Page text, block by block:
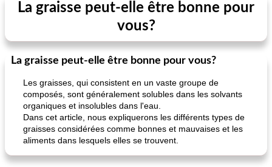
La graisse peut-elle être bonne pour
vous?
La graisse peut-elle être bonne pour vous?
Les graisses, qui consistent en un vaste groupe de
composés, sont généralement solubles dans les solvants
organiques et insolubles dans l'eau.
Dans cet article, nous expliquerons les différents types de
graisses considérées comme bonnes et mauvaises et les
aliments dans lesquels elles se trouvent.